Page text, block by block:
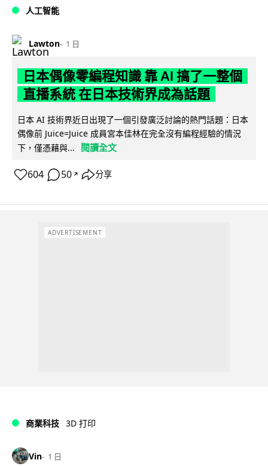
人工智能
Lawton 1 日
日本偶像零編程知識 靠 AI 搞了一整個
直播系統 在日本技術界成為話題
日本 AI 技術界近日出現了一個引發廣泛討論的熱門話題：日本
偶像前 Juice=Juice 成員宮本佳林在完全沒有編程經驗的情況
下，僅憑藉與...
閱讀全文
604 50 ↗ 分享
ADVERTISEMENT
商業科技 3D 打印
Vin 1 日